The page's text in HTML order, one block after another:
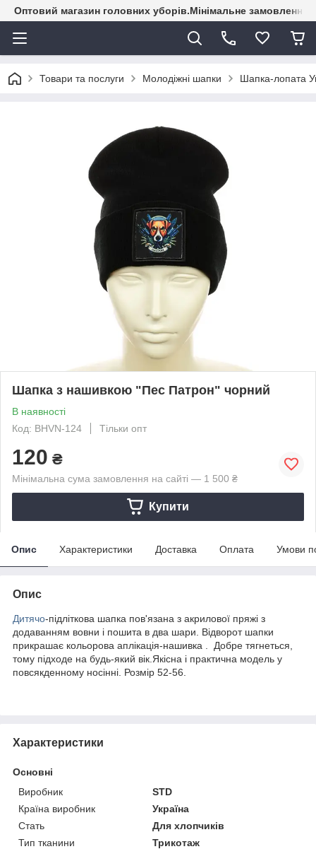
Оптовий магазин головних уборів.Мінімальне замовлення
Товари та послуги Молодіжні шапки Шапка-лопата
Шапка з нашивкою "Пес Патрон" чорний
В наявності
Код: BHVN-124
Тільки опт
120 ₴
Мінімальна сума замовлення на сайті — 1 500 ₴
Купити
Опис Характеристики Доставка Оплата Умови
Опис
Дитячо-підліткова шапка пов'язана з акрилової пряжі з
додаванням вовни і пошита в два шари. Відворот шапки
прикрашає кольорова аплiкацiя-нашивка . Добре тягнеться,
тому підходе на будь-який вік.Якісна і практична модель у
повсякденному носінні. Розмір 52-56.
Характеристики
Основні
Виробник
STD
Країна виробник
Україна
Стать
Для хлопчиків
Тип тканини
Трикотаж